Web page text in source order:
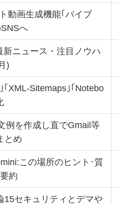
動画生成機能｢バイブ
へ
新ニュース・注目ノウハ
)
｢XML-Sitemaps｣｢Notebo
例を作成し直でGmail等
とめ
この場所のヒント･質
約
15セキュリティとデマや